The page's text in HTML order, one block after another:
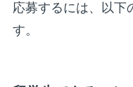
応募するには、以下
す。